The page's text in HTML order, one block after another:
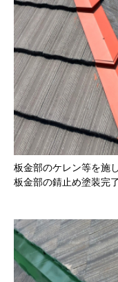
板金部のケレン等を施
板金部の錆止め塗装完了